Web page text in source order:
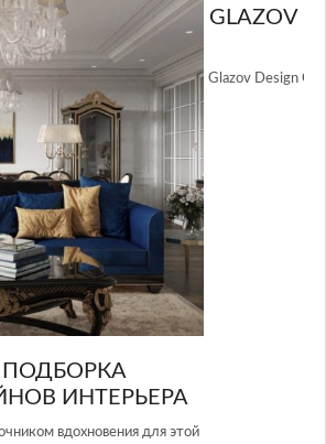
GROUP – УНИКАЛЬНЫЙ
К ДИЗАЙНУ
это одна из лучших студий дизайна интерьера